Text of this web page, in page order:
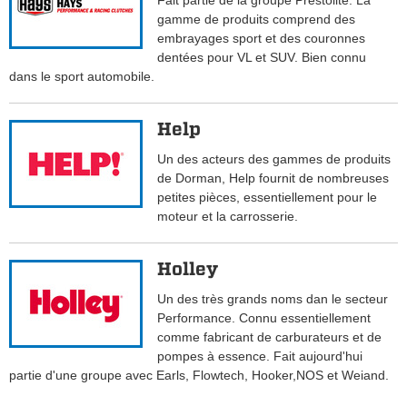
gamme de produits comprend des
embrayages sport et des couronnes
dentées pour VL et SUV. Bien connu
dans le sport automobile.
Help
Un des acteurs des gammes de produits
de Dorman, Help fournit de nombreuses
petites pièces, essentiellement pour le
moteur et la carrosserie.
Holley
Un des très grands noms dan le secteur
Performance. Connu essentiellement
comme fabricant de carburateurs et de
pompes à essence. Fait aujourd'hui
partie d'une groupe avec Earls, Flowtech, Hooker,NOS et Weiand.